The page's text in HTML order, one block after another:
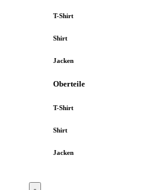
T-Shirt
Shirt
Jacken
Oberteile
T-Shirt
Shirt
Jacken